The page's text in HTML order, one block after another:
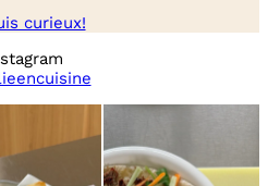
curieux!